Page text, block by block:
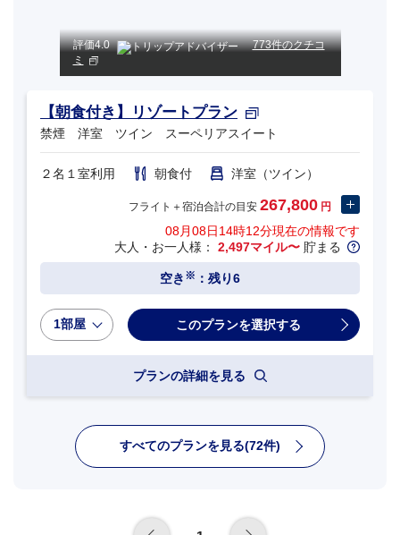
評価4.0
773件のクチコ
ミ
【朝食付き】リゾートプラン
禁煙 洋室 ツイン スーペリアスイート
２名１室利用 朝食付 洋室（ツイン）
フライト＋宿泊合計の目安 267,800 円
08月08日14時12分現在の情報です
大人・お一人様： 2,497マイル〜 貯まる
空き ※ ：残り6
1部屋
プランの詳細を見る
すべてのプランを見る(72件)